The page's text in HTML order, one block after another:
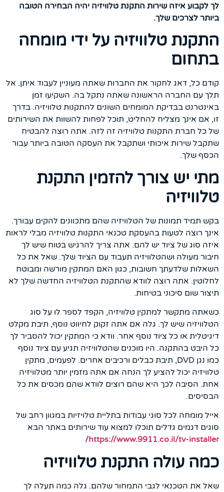
לך לקבוע איזה שירות התקנת טלוויזיה יהיה הבחירה הטובה
ביותר לצרכים שלך.
התקנת טלוויזיה על ידי מומחה
בתחום
קודם כל, דאג לחקור את החברות שאתה מעוניין לעבוד איתן. אל
תלך עם החברה הראשונה שאתה נתקל בה. השקיעו זמן
באינטרנט בבדיקת המומחים השונים להתקנות טלוויזיה. בדרך
זו, אם אינך מצליח להחליט, תוכל לפחות להשוות את השירותים
של כל חברת התקנות טלוויזיה זה לזה. אתה רוצה להבטיח
שתקבל שירות איכותי ושתקבל את העסקה הטובה ביותר עבור
הכסף שלך.
מתי יש צורך להזמין התקנת
טלוויזיה
בקש תמיד תמונות של הטלוויזיה שהם מתכוונים להקים עבורך.
אינך רוצה לטעות בהעסקת טכנאי התקנות טלוויזיה מבלי לראות
איזה סוג של ציוד יש להם. אתה צריך להרגיש בטוח שיש לך
חיבור מעולה ושהטלוויזיה תעבוד עם הציוד שלך. שאל את כל
השאלות שלדעתך חשובות, כגון האם המתקין מורשה ומבוטח
לחלוטין. אתה רוצה לוודא שהתקנת הטלוויזיה החדשה שלך לא
תיצור שום סיכוני בטיחות.
כשאתה מתקשר למתקין טלוויזיה, הקפד לספר לו על סוג
הטלוויזיה שיש לך. גלה אם אתה זקוק לחיווט נוסף, תיבת מקלט
דיגיטלית או כל ציוד נוסף אחר. וודא כי המתקין יכול להסביר לך
כל היבט בהתקנה. היו מוכנים שהטלוויזיה תגיע עם ציוד נוסף
כמו נגן DVD, תיבת כבלים ורכיבים אחרים. לפעמים, מתקין
טלוויזיה יכול להציע לך הנחה אם אתה מזמין יותר מטלוויזיה
אחת. הסיבה לכך היא שהם רוצים לוודא שהם מכסים את כל
הבסיסים.
אייל מומחה לכל סוגי עבודות בתליית טלויזיות במגוון רחב של
סוגים דגמים גדלים תוכלו למצוא עוד שירותים באתר הבא
https://www.9911.co.il/tv-installer/
כמה עולה התקנת טלוויזיה
שאל את הטכנאי לגבי התמחור שלהם. גלה כמה תעלה לך